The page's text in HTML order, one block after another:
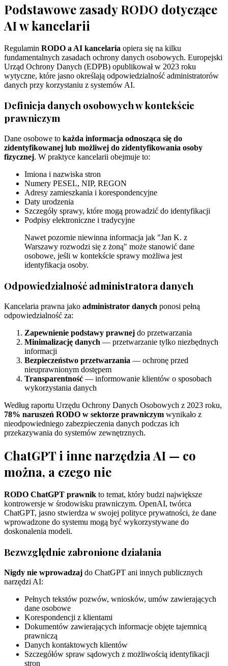
Podstawowe zasady RODO dotyczące
AI w kancelarii
Regulamin RODO a AI kancelaria opiera się na kilku
fundamentalnych zasadach ochrony danych osobowych. Europejski
Urząd Ochrony Danych (EDPB) opublikował w 2023 roku
wytyczne, które jasno określają odpowiedzialność administratorów
danych przy korzystaniu z systemów AI.
Definicja danych osobowych w kontekście
prawniczym
Dane osobowe to każda informacja odnosząca się do
zidentyfikowanej lub możliwej do zidentyfikowania osoby
fizycznej. W praktyce kancelarii obejmuje to:
Imiona i nazwiska stron
Numery PESEL, NIP, REGON
Adresy zamieszkania i korespondencyjne
Daty urodzenia
Szczegóły sprawy, które mogą prowadzić do identyfikacji
Podpisy elektroniczne i tradycyjne
Nawet pozornie niewinna informacja jak "Jan K. z
Warszawy rozwodzi się z żoną" może stanowić dane
osobowe, jeśli w kontekście sprawy możliwa jest
identyfikacja osoby.
Odpowiedzialność administratora danych
Kancelaria prawna jako administrator danych ponosi pełną
odpowiedzialność za:
Zapewnienie podstawy prawnej do przetwarzania
Minimalizację danych — przetwarzanie tylko niezbędnych
informacji
Bezpieczeństwo przetwarzania — ochronę przed
nieuprawnionym dostępem
Transparentność — informowanie klientów o sposobach
wykorzystania danych
Według raportu Urzędu Ochrony Danych Osobowych z 2023 roku,
78% naruszeń RODO w sektorze prawniczym wynikało z
nieodpowiedniego zabezpieczenia danych podczas ich
przekazywania do systemów zewnętrznych.
ChatGPT i inne narzędzia AI — co
można, a czego nie
RODO ChatGPT prawnik to temat, który budzi największe
kontrowersje w środowisku prawniczym. OpenAI, twórca
ChatGPT, jasno stwierdza w swojej polityce prywatności, że dane
wprowadzone do systemu mogą być wykorzystywane do
doskonalenia modeli.
Bezwzględnie zabronione działania
Nigdy nie wprowadzaj do ChatGPT ani innych publicznych
narzędzi AI:
Pełnych tekstów pozwów, wniosków, umów zawierających
dane osobowe
Korespondencji z klientami
Dokumentów zawierających informacje objęte tajemnicą
prawniczą
Danych kontaktowych klientów
Szczegółów spraw sądowych z możliwością identyfikacji
stron